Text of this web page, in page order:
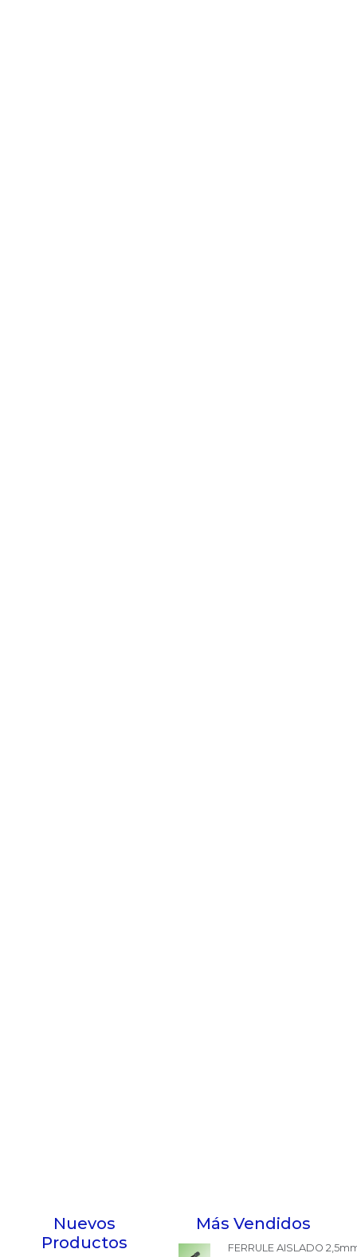
Nuevos
Productos
Más Vendidos
FERRULE AISLADO